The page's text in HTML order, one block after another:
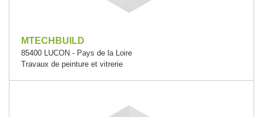
MTECHBUILD
85400 LUCON - Pays de la Loire
Travaux de peinture et vitrerie